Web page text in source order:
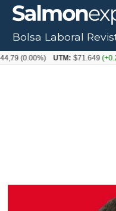
Bolsa Laboral
UTM: $71.649(+0.20%)